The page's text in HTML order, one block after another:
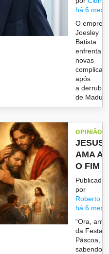
há 6
O
Joesley
Batista
enfrenta
novas
após
a
de
OPINIÃO
JESUS
AMA
O FIM
Publicado
por
Roberto
há 6
“Ora,
da Festa
Páscoa,
sabendo